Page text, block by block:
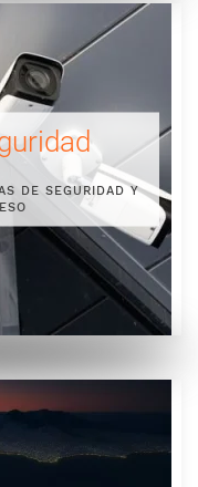
DE SEGURIDAD Y